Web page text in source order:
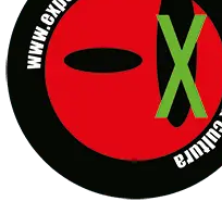
MARSHALL FLASH
JOFRE BARDAGÍ EN
YORCH PRESENTA
MAGALÍ
«NO